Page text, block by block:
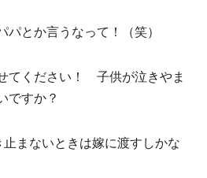
パとか言うなって！（笑）
てください！ 子供が泣きやま
ですか？
まないときは嫁に渡すしかな